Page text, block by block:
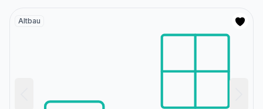
Altbau